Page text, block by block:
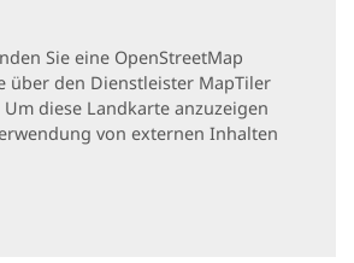
Sie eine OpenStreetMap
über den Dienstleister MapTiler
diese Landkarte anzuzeigen
von externen Inhalten